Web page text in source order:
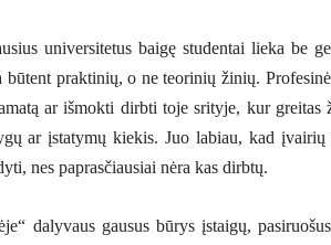
universitetus baigę studentai lieka be
būtent praktinių, o ne teorinių žinių.
ar išmokti dirbti toje srityje, kur greitas
ar įstatymų kiekis. Juo labiau, kad
nes paprasčiausiai nėra kas dirbtų.
dalyvaus gausus būrys įstaigų,